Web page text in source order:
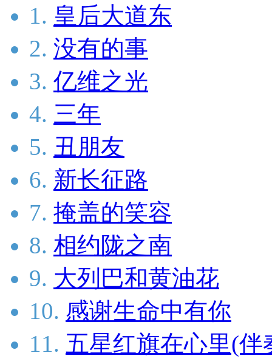
1. 皇后大道东
2. 没有的事
3. 亿维之光
4. 三年
5. 丑朋友
6. 新长征路
7. 掩盖的笑容
8. 相约陇之南
9. 大列巴和黄油花
10. 感谢生命中有你
11. 五星红旗在心里(伴